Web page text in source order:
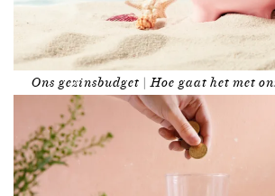
Ons gezinsbudget | Hoe gaat het met